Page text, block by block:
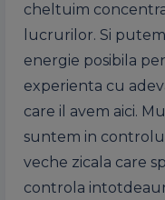
cheltuim
lucrurilor. Si
energie posibila
experienta cu
care il avem aici.
suntem in
veche zicala care
controla